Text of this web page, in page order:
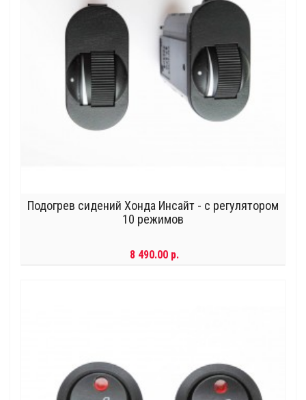
Подогрев сидений Хонда Инсайт - с регулятором
10 режимов
8 490.00 р.